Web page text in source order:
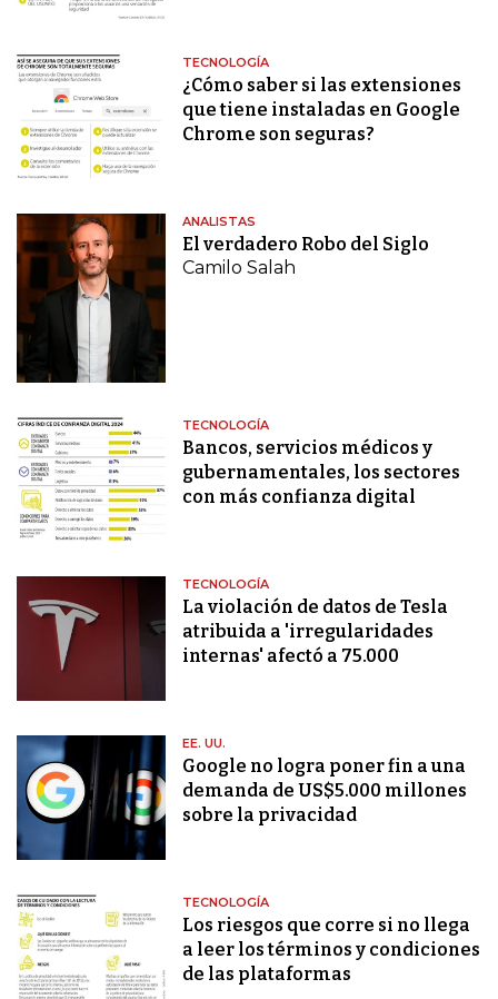
TECNOLOGÍA
¿Cómo saber si las extensiones
que tiene instaladas en Google
Chrome son seguras?
ANALISTAS
El verdadero Robo del Siglo
Camilo Salah
TECNOLOGÍA
Bancos, servicios médicos y
gubernamentales, los sectores
con más confianza digital
TECNOLOGÍA
La violación de datos de Tesla
atribuida a 'irregularidades
internas' afectó a 75.000
EE. UU.
Google no logra poner fin a una
demanda de US$5.000 millones
sobre la privacidad
TECNOLOGÍA
Los riesgos que corre si no llega
a leer los términos y condiciones
de las plataformas